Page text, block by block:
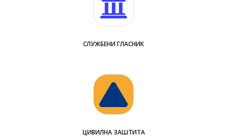
СЛУЖБЕНИ ГЛАСНИК
ЦИВИЛНА ЗАШТИТА